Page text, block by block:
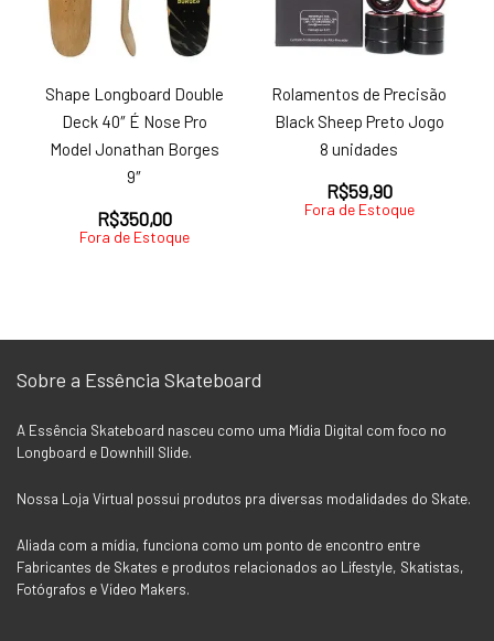
Shape Longboard Double
Deck 40″ É Nose Pro
Model Jonathan Borges
9″
R$350,00
Fora de Estoque
Rolamentos de Precisão
Black Sheep Preto Jogo
8 unidades
R$59,90
Fora de Estoque
Sobre a Essência Skateboard
A Essência Skateboard nasceu como uma Mídia Digital com foco no
Longboard e Downhill Slide.
Nossa Loja Virtual possui produtos pra diversas modalidades do Skate.
Aliada com a mídia, funciona como um ponto de encontro entre
Fabricantes de Skates e produtos relacionados ao Lifestyle, Skatistas,
Fotógrafos e Vídeo Makers.